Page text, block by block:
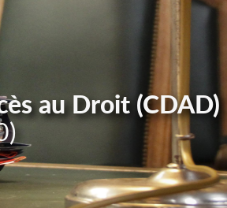
au Droit (CDAD)